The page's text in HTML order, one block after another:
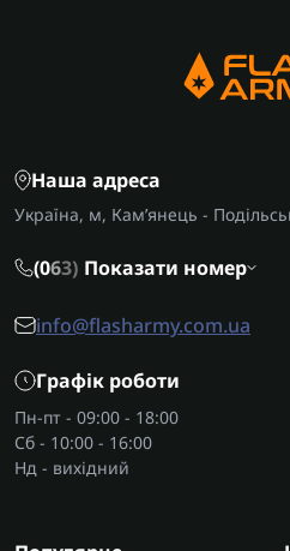
Наша адреса
Україна, м, Кам’янець -
(063) Показати номер
info@flasharmy.com.ua
Графік роботи
Пн-пт - 09:00 - 18:00
Сб - 10:00 - 16:00
Нд - вихідний